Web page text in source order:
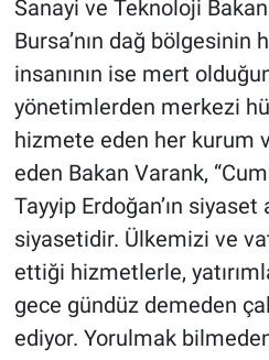
Sanayi ve Teknoloji
Bursa’nın dağ bölgesinin
insanının ise mert
yönetimlerden merkezi
hizmete eden her kurum
eden Bakan Varank,
Tayyip Erdoğan’ın siyaset
siyasetidir. Ülkemizi ve
ettiği hizmetlerle,
gece gündüz demeden
ediyor. Yorulmak